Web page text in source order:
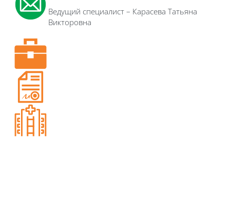
Ведущий специалист – Карасева Татьяна
Викторовна